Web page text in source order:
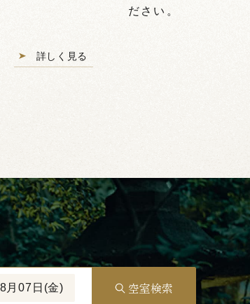
詳しく見る
ださい。
月07日(金) 空室検索